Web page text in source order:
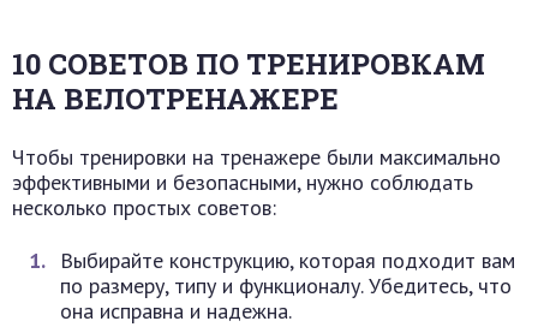
10 СОВЕТОВ ПО ТРЕНИРОВКАМ
НА ВЕЛОТРЕНАЖЕРЕ
Чтобы тренировки на тренажере были максимально
эффективными и безопасными, нужно соблюдать
несколько простых советов:
Выбирайте конструкцию, которая подходит вам
по размеру, типу и функционалу. Убедитесь, что
она исправна и надежна.